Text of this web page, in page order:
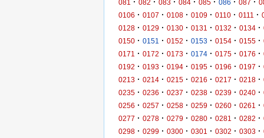
081 082 083 084 085 086 087
0106 · 0107 · 0108 · 0109 · 0110 · 0111 ·
0128 · 0129 · 0130 · 0131 · 0132 · 0134 ·
0150 · 0151 · 0152 · 0153 · 0154 · 0155 ·
0171
· 0172 · 0173 · 0174 · 0175 · 0176 ·
0192 · 0193 · 0194 · 0195 · 0196 · 0197 ·
0213 · 0214 · 0215 · 0216 · 0217 · 0218 ·
0235 · 0236 · 0237 · 0238 · 0239 · 0240 ·
0256 · 0257 · 0258 · 0259 · 0260 · 0261 ·
0277 · 0278 · 0279 · 0280 · 0281 · 0282 ·
0298 · 0299 · 0300 · 0301 · 0302 · 0303 ·